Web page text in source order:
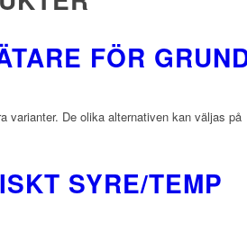
FÖR
varianter. De olika alternativen kan väljas på
SYRE/TEMP